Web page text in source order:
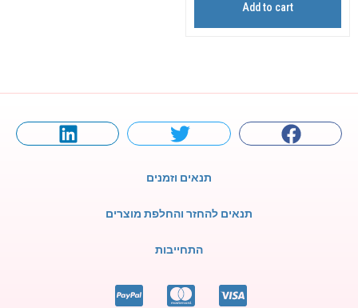
Add to cart
תנאים וזמנים
תנאים להחזר והחלפת מוצרים
התחייבות